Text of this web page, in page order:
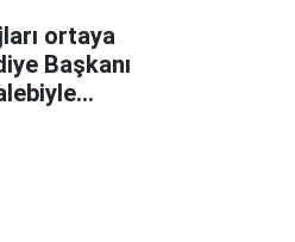
ortaya
Başkanı